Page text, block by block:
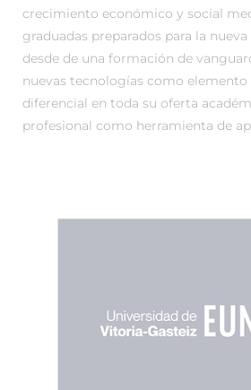
crecimiento económico y social
graduadas preparados para la
desde de una formación de
nuevas tecnologías como
diferencial en toda su oferta
profesional como herramienta de